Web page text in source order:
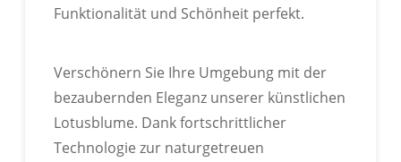
Funktionalität und Schönheit perfekt.
Verschönern Sie Ihre Umgebung mit der
bezaubernden Eleganz unserer künstlichen
Lotusblume. Dank fortschrittlicher
Technologie zur naturgetreuen
IN VERSCHIEDENEN FARBEN
Passen Sie die Farbe Ihres Produkts anhand der
Pantone-Farbkarte an.